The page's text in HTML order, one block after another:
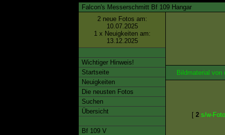
Falcon's Messerschmitt Bf 109 Hangar
2 neue Fotos am:
10.07.2025
1 x Neuigkeiten am:
13.12.2025
Wichtiger Hinweis!
Startseite
Neuigkeiten
Die neusten Fotos
Suchen
Übersicht
Bf 109 V
Bildmaterial von
[ 2 s/w-